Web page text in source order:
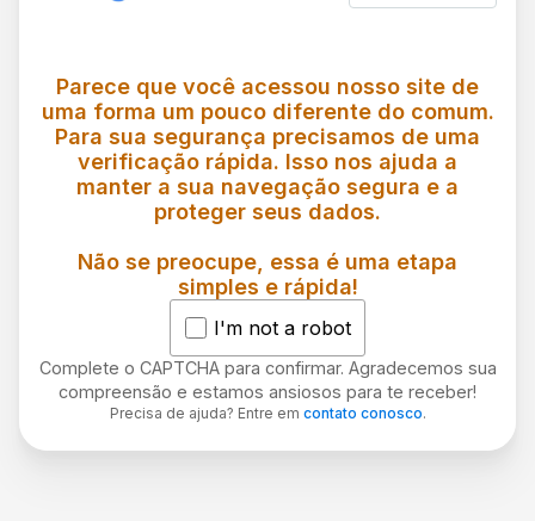
Parece que você acessou nosso site de
uma forma um pouco diferente do comum.
Para sua segurança precisamos de uma
verificação rápida. Isso nos ajuda a
manter a sua navegação segura e a
proteger seus dados.
Não se preocupe, essa é uma etapa
simples e rápida!
I'm not a robot
Complete o CAPTCHA para confirmar. Agradecemos sua
compreensão e estamos ansiosos para te receber!
Precisa de ajuda? Entre em contato conosco.